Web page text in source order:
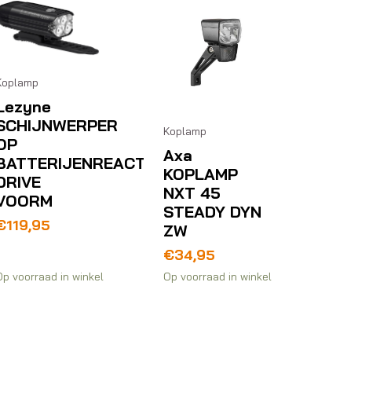
119,95
voorraad in winkel
Koplamp
Axa
KOPLAMP
NXT 45
STEADY DYN
ZW
€34,95
Op voorraad in winkel